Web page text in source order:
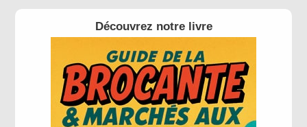
Découvrez notre livre